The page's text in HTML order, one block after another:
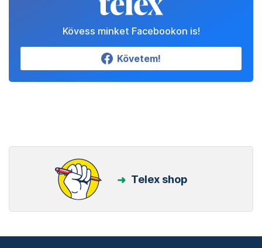
Kövess minket Facebookon is!
Követem!
Telex shop